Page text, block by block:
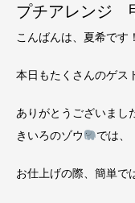
プチアレンジ
こんばんは、夏希です！
本日もたくさんのゲス
ありがとうございまし
きいろのゾウ
では、
お仕上げの際、簡単で